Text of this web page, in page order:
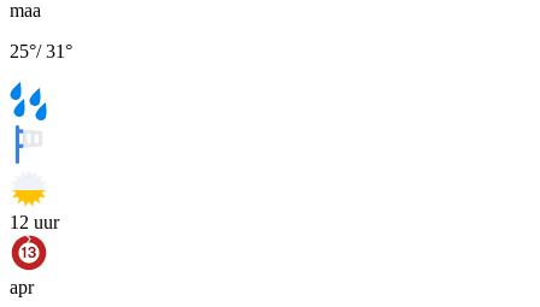
maa
25°/31°
12 uur
apr